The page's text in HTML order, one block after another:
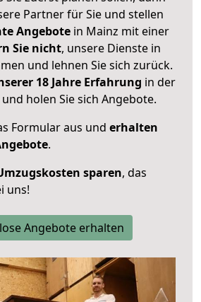
Partner für Sie und stellen
Angebote in Mainz mit einer
Sie nicht, unsere Dienste in
und lehnen Sie sich zurück.
18 Jahre Erfahrung in der
holen Sie sich Angebote.
Formular aus und erhalten
.
sparen, das
uns!
Angebote erhalten